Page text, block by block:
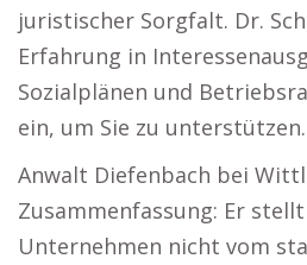
juristischer Sorgfalt. Dr.
Erfahrung in
Sozialplänen und
ein, um Sie zu unterstützen.
Anwalt Diefenbach bei
Zusammenfassung: Er
Unternehmen nicht vom